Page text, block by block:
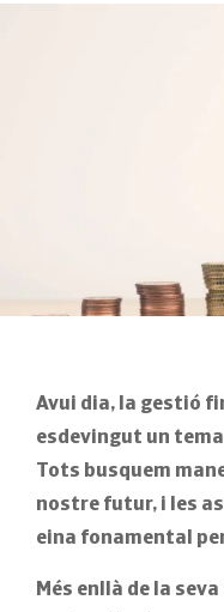
Avui dia, la gestió
esdevingut un
Tots busquem
nostre futur, i les
eina fonamental
Més enllà de la